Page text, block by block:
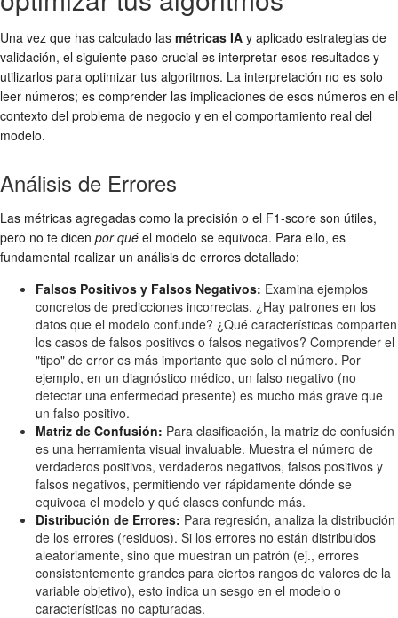
Una vez que has calculado las métricas IA y aplicado estrategias de
validación, el siguiente paso crucial es interpretar esos resultados y
utilizarlos para optimizar tus algoritmos. La interpretación no es solo
leer números; es comprender las implicaciones de esos números en el
contexto del problema de negocio y en el comportamiento real del
modelo.
Análisis de Errores
Las métricas agregadas como la precisión o el F1-score son útiles,
pero no te dicen por qué el modelo se equivoca. Para ello, es
fundamental realizar un análisis de errores detallado:
Falsos Positivos y Falsos Negativos: Examina ejemplos
concretos de predicciones incorrectas. ¿Hay patrones en los
datos que el modelo confunde? ¿Qué características comparten
los casos de falsos positivos o falsos negativos? Comprender el
"tipo" de error es más importante que solo el número. Por
ejemplo, en un diagnóstico médico, un falso negativo (no
detectar una enfermedad presente) es mucho más grave que
un falso positivo.
Matriz de Confusión: Para clasificación, la matriz de confusión
es una herramienta visual invaluable. Muestra el número de
verdaderos positivos, verdaderos negativos, falsos positivos y
falsos negativos, permitiendo ver rápidamente dónde se
equivoca el modelo y qué clases confunde más.
Distribución de Errores: Para regresión, analiza la distribución
de los errores (residuos). Si los errores no están distribuidos
aleatoriamente, sino que muestran un patrón (ej., errores
consistentemente grandes para ciertos rangos de valores de la
variable objetivo), esto indica un sesgo en el modelo o
características no capturadas.